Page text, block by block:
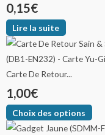
0,15€
Lire la suite
Carte De Retour...
1,00€
Choix des options